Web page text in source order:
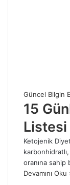
Güncel Bilgin
15
Listesi
Ketojenik
oranına
Devamını Oku